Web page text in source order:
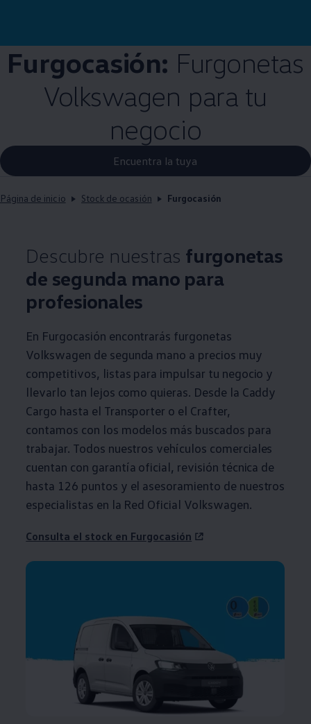
Furgocasión: Furgonetas
Volkswagen para tu
negocio
Encuentra la tuya
Página de inicio Stock de ocasión Furgocasión
Descubre nuestras furgonetas
de segunda mano para
profesionales
En Furgocasión encontrarás furgonetas
Volkswagen de segunda mano a precios muy
competitivos, listas para impulsar tu negocio y
llevarlo tan lejos como quieras. Desde la Caddy
Cargo hasta el Transporter o el Crafter,
contamos con los modelos más buscados para
trabajar. Todos nuestros vehículos comerciales
cuentan con garantía oficial, revisión técnica de
hasta 126 puntos y el asesoramiento de nuestros
especialistas en la Red Oficial Volkswagen.
Consulta el stock en Furgocasión